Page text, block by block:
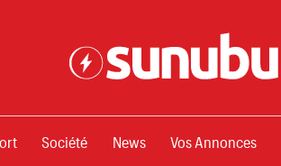
Société News Vos Annonces